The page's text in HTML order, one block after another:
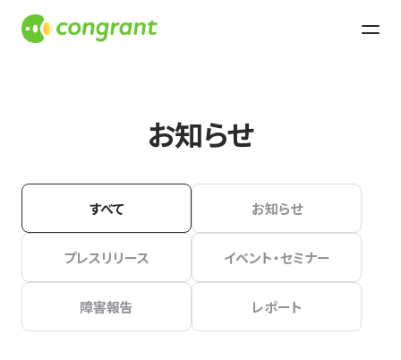
お知らせ
すべて お知らせ
プレスリリース イベント・セミナー
障害報告 レポート